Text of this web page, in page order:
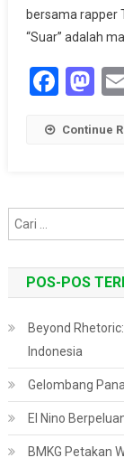
bersama rapper
“Suar” adalah
Continue
POS-POS
Beyond
Indonesia
Gelombang
El Nino
BMKG Petakan